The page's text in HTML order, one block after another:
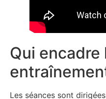
Qui encadre
Les séances sont